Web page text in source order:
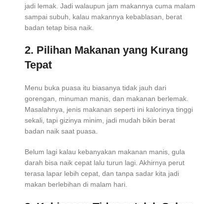
jadi lemak. Jadi walaupun jam makannya cuma malam
sampai subuh, kalau makannya kebablasan, berat
badan tetap bisa naik.
2. Pilihan Makanan yang Kurang
Tepat
Menu buka puasa itu biasanya tidak jauh dari
gorengan, minuman manis, dan makanan berlemak.
Masalahnya, jenis makanan seperti ini kalorinya tinggi
sekali, tapi gizinya minim, jadi mudah bikin berat
badan naik saat puasa.
Belum lagi kalau kebanyakan makanan manis, gula
darah bisa naik cepat lalu turun lagi. Akhirnya perut
terasa lapar lebih cepat, dan tanpa sadar kita jadi
makan berlebihan di malam hari.